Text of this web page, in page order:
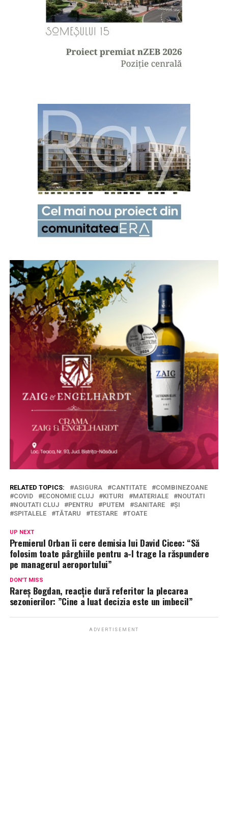
RELATED TOPICS: ASIGURA CANTITATE
COMBINEZOANE
COVID
ECONOMIE CLUJ KITURI MATERIALE
NOUTATI
NOUTATI CLUJ
PENTRU PUTEM SANITARE
ȘI
SPITALELE
TĂTARU TESTARE TOATE
UP NEXT
Premierul Orban îi cere demisia lui David Ciceo: “Să
folosim toate pârghiile pentru a-l trage la răspundere
pe managerul aeroportului”
DON'T MISS
Rareș Bogdan, reacție dură referitor la plecarea
sezonierilor: ”Cine a luat decizia este un imbecil”
ADVERTISEMENT